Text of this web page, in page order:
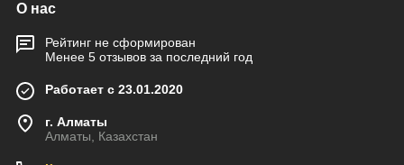
О нас
Рейтинг не сформирован
Менее 5 отзывов за последний год
Работает с 23.01.2020
г. Алматы
Алматы, Казахстан